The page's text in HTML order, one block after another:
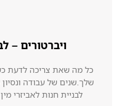
ויברטורים –
כל מה שאת צריכה לדעת
שלך.שנים של עבודה
לבניית חנות לאביזרי